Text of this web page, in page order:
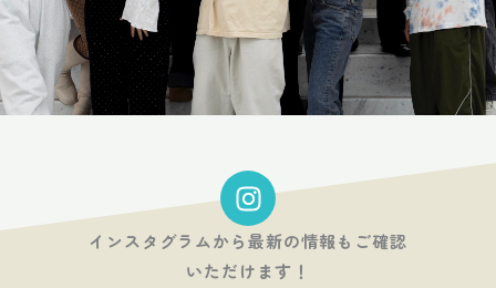
I
n
s
t
インスタグラムから最新の情報もご確認
いただけます！